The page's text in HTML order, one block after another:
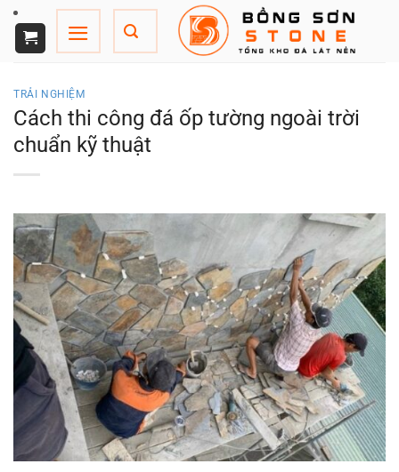
Chuyển
đến
nội
TRẢI NGHIỆM
Cách thi công đá ốp tường ngoài trời
chuẩn kỹ thuật